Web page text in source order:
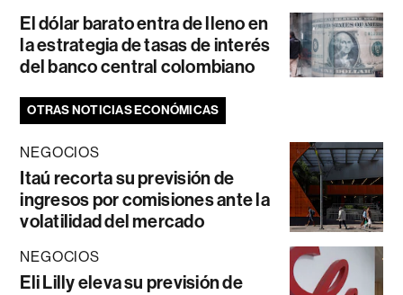
El dólar barato entra de lleno en
la estrategia de tasas de interés
del banco central colombiano
OTRAS NOTICIAS ECONÓMICAS
NEGOCIOS
Itaú recorta su previsión de
ingresos por comisiones ante la
volatilidad del mercado
NEGOCIOS
Eli Lilly eleva su previsión de